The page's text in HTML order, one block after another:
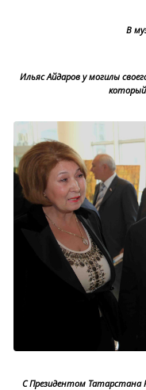
В
Ильяс Айдаров у могилы
который
С Президентом Татарстана